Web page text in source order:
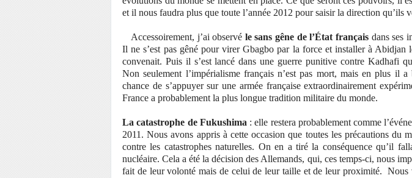
et il nous faudra plus que toute l’année 2012 pour saisir la direction qu’ils
Accessoirement, j’ai observé le sans gêne de l’État françaisdans ses
Il ne s’est pas gêné pour virer Gbagbo par la force et installer à Abidjan
convenait. Puis il s’est lancé dans une guerre punitive contre Kadhafi
Non seulement l’impérialisme français n’est pas mort, mais en plus il a
chance de s’appuyer sur une armée française extraordinairement
France a probablement la plus longue tradition militaire du monde.
La catastrophe de Fukushima : elle restera probablement comme
2011. Nous avons appris à cette occasion que toutes les précautions du
contre les catastrophes naturelles. On en a tiré la conséquence qu’il
nucléaire. Cela a été la décision des Allemands, qui, ces temps-ci, nous
fait de leur volonté mais de celui de leur taille et de leur proximité. Nous